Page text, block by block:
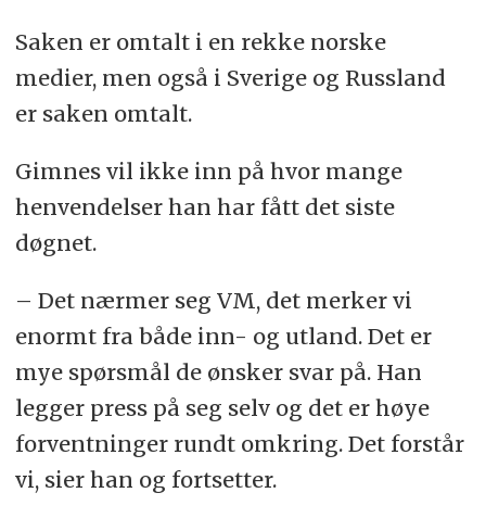
Saken er omtalt i en rekke norske
medier, men også i Sverige og Russland
er saken omtalt.
Gimnes vil ikke inn på hvor mange
henvendelser han har fått det siste
døgnet.
– Det nærmer seg VM, det merker vi
enormt fra både inn- og utland. Det er
mye spørsmål de ønsker svar på. Han
legger press på seg selv og det er høye
forventninger rundt omkring. Det forstår
vi, sier han og fortsetter.